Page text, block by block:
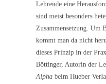
Lehrende eine
sind meist besonders
Zusammensetzung. Um
kommt man da nicht
dieses Prinzip in der
Böttinger, Autorin der
Alpha beim Hueber